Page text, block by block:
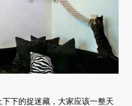
下的捉迷藏，大家应该一整天